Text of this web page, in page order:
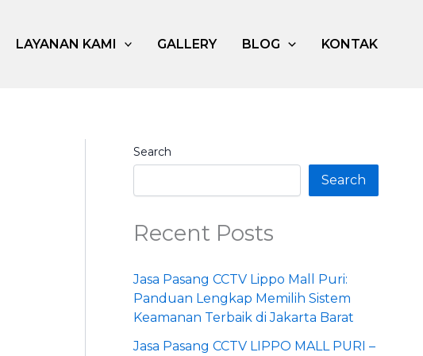
LAYANAN KAMI GALLERY BLOG KONTAK
Search
Search
Recent Posts
Jasa Pasang CCTV Lippo Mall Puri:
Panduan Lengkap Memilih Sistem
Keamanan Terbaik di Jakarta Barat
Jasa Pasang CCTV LIPPO MALL PURI –